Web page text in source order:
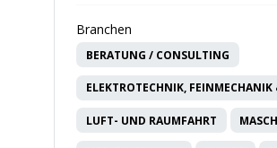
Branchen
BERATUNG / CONSULTING
ELEKTROTECHNIK,
LUFT- UND RAUMFAHRT